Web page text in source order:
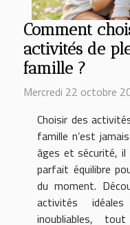
Comment
activités de
famille ?
Mercredi 22 octobre
Choisir des
famille n’est
âges et sécurité,
parfait équilibre
du moment.
activités
inoubliables,